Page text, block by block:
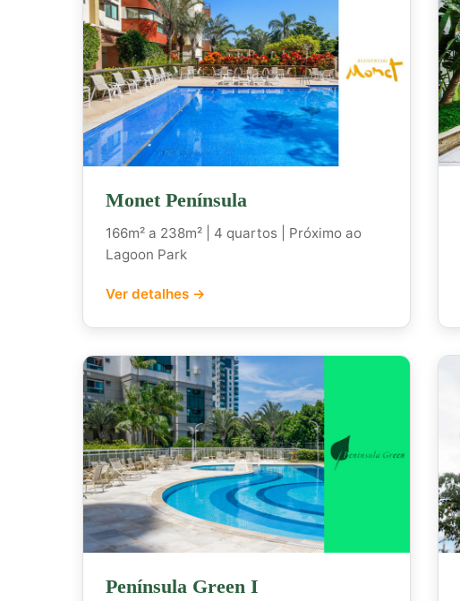
Monet Península
166m² a 238m² | 4 quartos | Próximo ao
Lagoon Park
Ver detalhes →
Península Green I